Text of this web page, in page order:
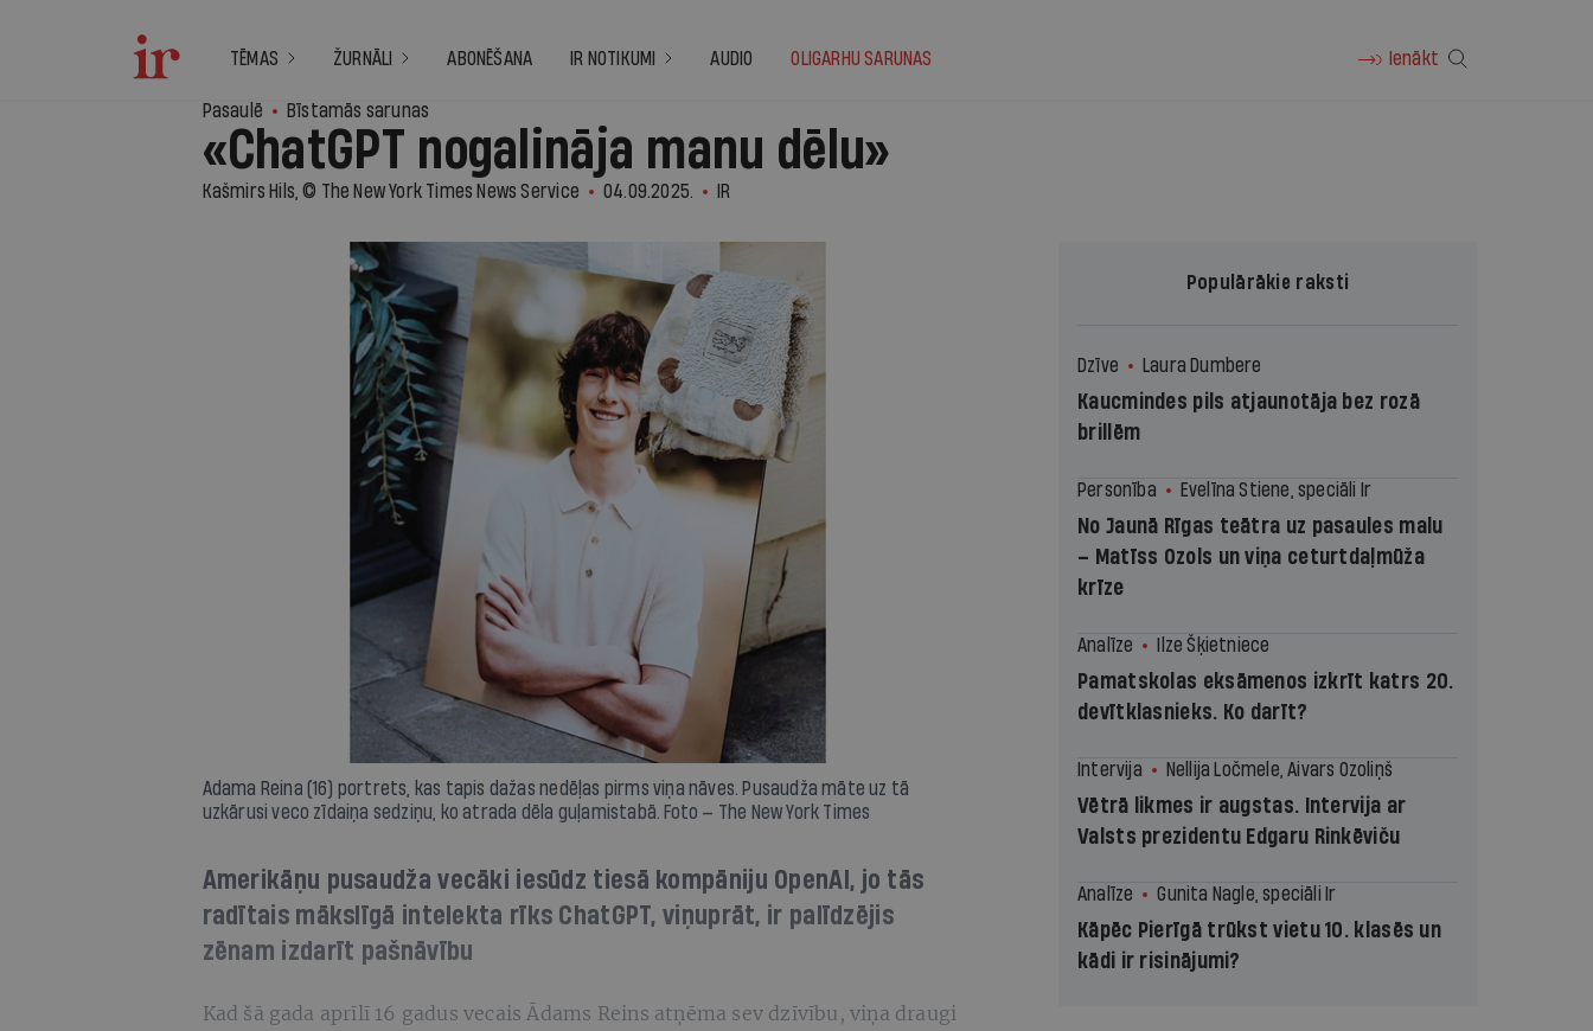
TĒMAS ŽURNĀLI ABONĒŠANA IR NOTIKUMI AUDIO OLIGARHU SARUNAS Ienākt
Pasaulē Bīstamās sarunas
«ChatGPT nogalināja manu dēlu»
Kašmirs Hils, © The New York Times News Service 04.09.2025. IR
Adama Reina (16) portrets, kas tapis dažas nedēļas pirms viņa nāves. Pusaudža māte uz tā
uzkārusi veco zīdaiņa sedziņu, ko atrada dēla guļamistabā. Foto — The New York Times
Amerikāņu pusaudža vecāki iesūdz tiesā kompāniju OpenAI, jo tās
radītais mākslīgā intelekta rīks ChatGPT, viņuprāt, ir palīdzējis
zēnam izdarīt pašnāvību
Kad šā gada aprīlī 16 gadus vecais Ādams Reins atņēma sev dzīvību, viņa draugi
Populārākie raksti
Dzīve Laura Dumbere
Kaucmindes pils atjaunotāja bez rozā
brillēm
Personība Evelīna Stiene, speciāli Ir
No Jaunā Rīgas teātra uz pasaules malu
– Matīss Ozols un viņa ceturtdaļmūža
krīze
Analīze Ilze Šķietniece
Pamatskolas eksāmenos izkrīt katrs 20.
devītklasnieks. Ko darīt?
Intervija Nellija Ločmele, Aivars Ozoliņš
Vētrā likmes ir augstas. Intervija ar
Valsts prezidentu Edgaru Rinkēviču
Analīze Gunita Nagle, speciāli Ir
Kāpēc Pierīgā trūkst vietu 10. klasēs un
kādi ir risinājumi?